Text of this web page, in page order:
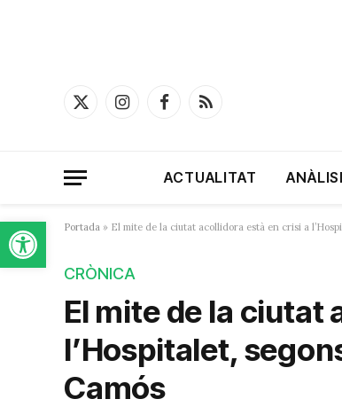
Obre la barra d'eines
X
InstagramFacebookRSS
ACTUALITAT ANÀLISI
Portada » El mite de la ciutat acollidora està en crisi a
CRÒNICA
El mite de la ciutat
l’Hospitalet,
Camós